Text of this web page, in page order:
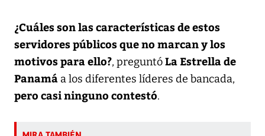
¿Cuáles son las características de estos
servidores públicos que no marcan y los
motivos para ello?, preguntóLa Estrella de
Panamá a los diferentes líderes de bancada,
pero casi ninguno contestó.